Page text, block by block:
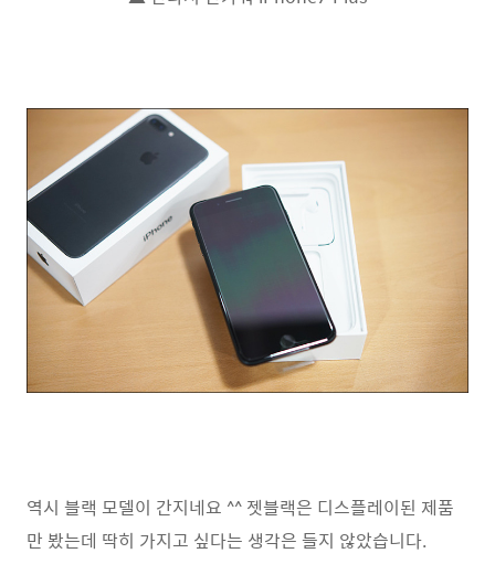
역시 블랙 모델이 간지네요 ^^ 젯블랙은 디스플레이된 제품
만 봤는데 딱히 가지고 싶다는 생각은 들지 않았습니다.